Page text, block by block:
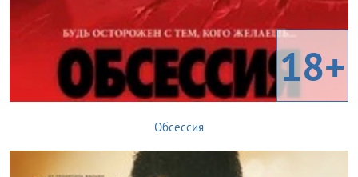
18+
Обсессия